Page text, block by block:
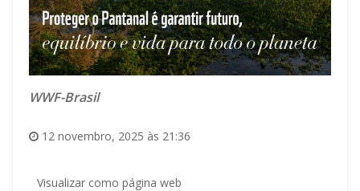
WWF-Brasil
12 novembro, 2025 às 21:36
Visualizar como página web